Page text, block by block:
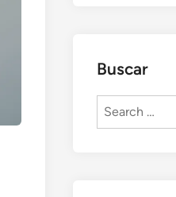
Buscar
Search